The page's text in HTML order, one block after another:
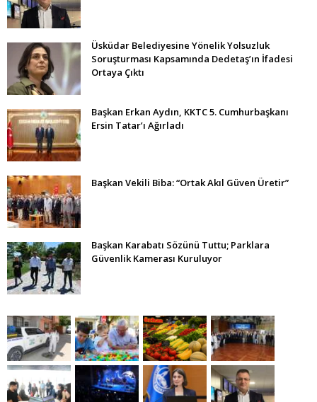
Üsküdar Belediyesine Yönelik Yolsuzluk
Soruşturması Kapsamında Dedetaş’ın İfadesi
Ortaya Çıktı
Başkan Erkan Aydın, KKTC 5. Cumhurbaşkanı
Ersin Tatar’ı Ağırladı
Başkan Vekili Biba: “Ortak Akıl Güven Üretir”
Başkan Karabatı Sözünü Tuttu; Parklara
Güvenlik Kamerası Kuruluyor